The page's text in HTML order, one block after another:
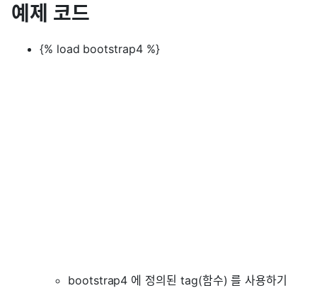
예제 코드
{% load bootstrap4 %}
bootstrap4 에 정의된 tag(함수) 를 사용하기